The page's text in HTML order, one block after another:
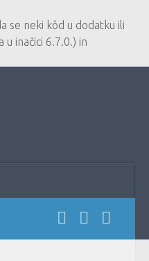
se neki kôd u dodatku ili
u inačici 6.7.0.) in